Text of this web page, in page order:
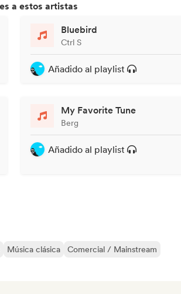
a estos artistas
Bluebird
Ctrl S
Añadido al playlist
My Favorite Tune
Berg
Añadido al playlist
Música clásica
Comercial / Mainstream